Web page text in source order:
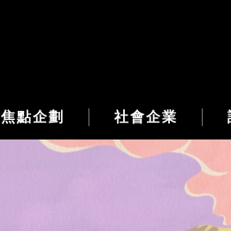
焦點企劃 社會企業